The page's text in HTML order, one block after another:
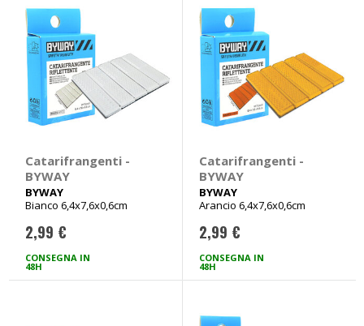
Catarifrangenti -
BYWAY
BYWAY
Bianco 6,4x7,6x0,6cm
2,99 €
CONSEGNA IN
48H
Catarifrangenti -
BYWAY
BYWAY
Arancio 6,4x7,6x0,6cm
2,99 €
CONSEGNA IN
48H